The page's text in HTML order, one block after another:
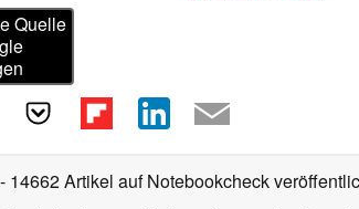
Quelle
- 14662 Artikel auf Notebookcheck